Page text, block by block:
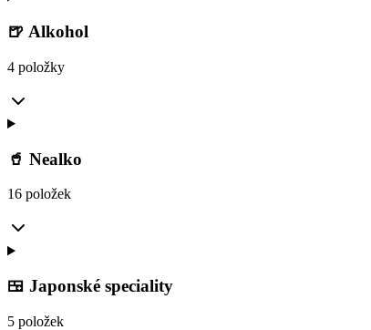
🍺 Alkohol
4 položky
🥤 Nealko
16 položek
🍱 Japonské speciality
5 položek